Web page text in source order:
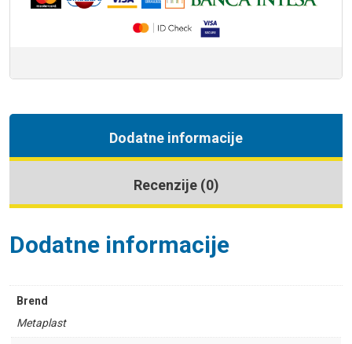
Dodatne informacije
Recenzije (0)
Dodatne informacije
Brend
Metaplast